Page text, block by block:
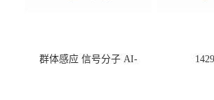
群体感应 信号分子 AI-